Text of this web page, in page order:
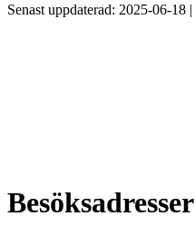
Senast uppdaterad: 2025-06-18 |
Besöksadresser